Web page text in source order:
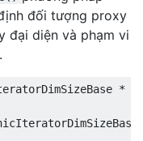
đối tượng proxy
đại diện và phạm vi
*